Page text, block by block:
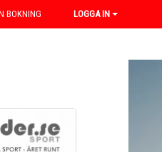
BOKNING LOGGA IN